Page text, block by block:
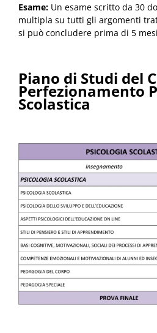
Esame: Un esame scritto da 30
multipla su tutti gli argomenti
si può concludere prima di 5 mesi
Piano di Studi del
Perfezionamento
Scolastica